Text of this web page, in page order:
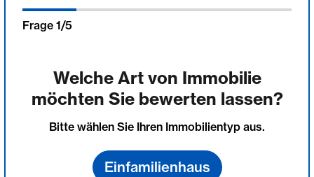
Frage1/5
Welche Art von Immobilie
möchten Sie bewerten lassen?
Bitte wählen Sie Ihren Immobilientyp aus.
Einfamilienhaus